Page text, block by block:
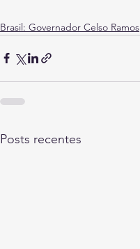
Brasil: Governador Celso Ramos
Posts recentes